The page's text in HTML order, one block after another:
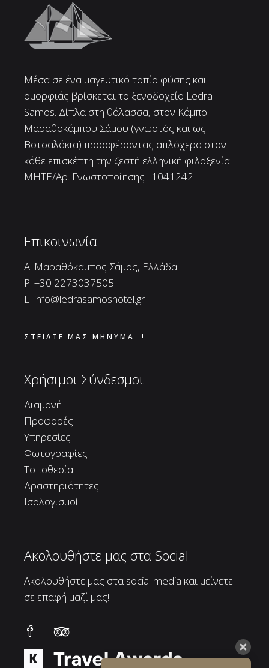
Μέσα σε ένα μαγευτικό τοπίο φύσης και
ομορφιάς βρίσκεται το ξενοδοχείο Ledra
Samos. Δίπλα στη θάλασσα, στον Κάμπο
Μαραθοκάμπου Σάμου (γνωστός και ως
Βοτσαλάκια) προσφέροντας απλόχερα στον
κάθε επισκέπτη την ζεστή ελληνική φιλοξενία.
ΜΗΤΕ/Αρ. Γνωστοποίησης : 1041242
Επικοινωνία
A: Μαραθόκαμπος Σάμος, Ελλάδα
P: +30 2273037505
E: info@ledrasamoshotel.gr
ΣΤΕΙΛΤΕ ΜΑΣ ΜΗΝΥΜΑ
Χρήσιμοι Σύνδεσμοι
Διαμονή
Προφορές
Υπηρεσίες
Φωτογραφίες
Τοποθεσία
Δραστηριότητες
Ισολογισμοί
Ακολουθήστε μας στα Social
Ακολουθήστε μας στα social media και μείνετε
σε επαφή μαζί μας!